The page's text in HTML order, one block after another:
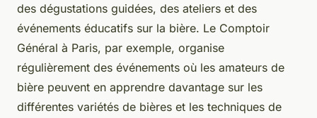
des dégustations guidées, des ateliers et des
événements éducatifs sur la bière. Le Comptoir
Général à Paris, par exemple, organise
régulièrement des événements où les amateurs de
bière peuvent en apprendre davantage sur les
différentes variétés de bières et les techniques de